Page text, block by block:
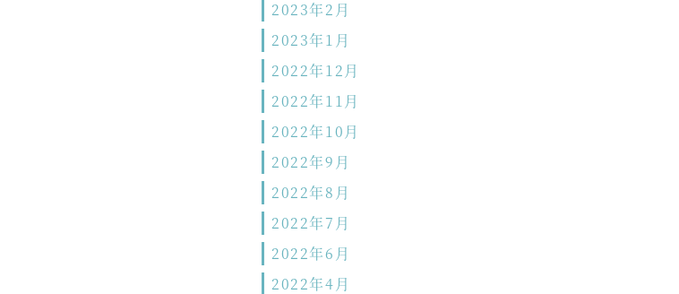
2023年2月
2023年1月
2022年12月
2022年11月
2022年10月
2022年9月
2022年8月
2022年7月
2022年6月
2022年4月